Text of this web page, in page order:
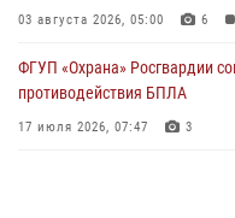
03 августа 2026, 05:00 6
ФГУП «Охрана» Росгвардии
противодействия БПЛА
17 июля 2026, 07:47 3